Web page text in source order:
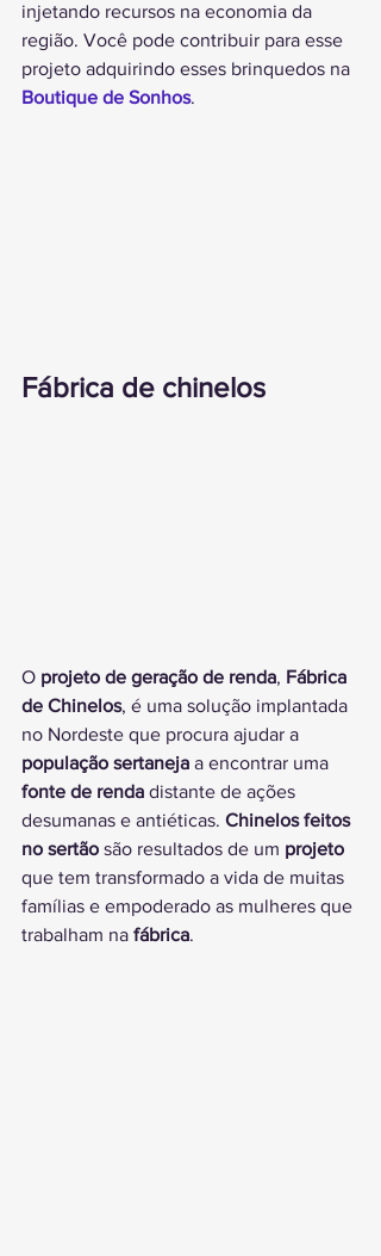
injetando recursos na economia da
região. Você pode contribuir para esse
projeto adquirindo esses brinquedos na
Boutique de Sonhos.
Fábrica de chinelos
O projeto de geração de renda, Fábrica
de Chinelos, é uma solução implantada
no Nordeste que procura ajudar a
população sertaneja a encontrar uma
fonte de renda distante de ações
desumanas e antiéticas. Chinelos feitos
no sertão são resultados de um projeto
que tem transformado a vida de muitas
famílias e empoderado as mulheres que
trabalham na fábrica.